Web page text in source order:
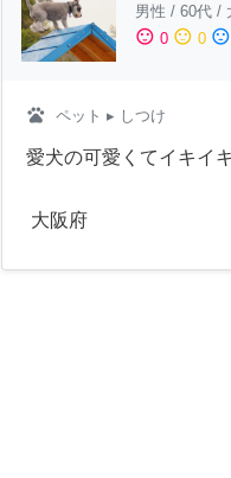
男性 / 60代 /
sentiment_satisfied 0 sentiment_neutral 0 sentiment_dissatisfied
pets ペット ▸ しつけ
愛犬の可愛くてイキイ
大阪府